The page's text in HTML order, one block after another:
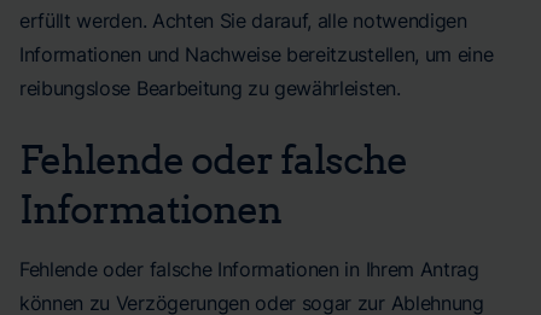
erfüllt werden. Achten Sie darauf, alle notwendigen
Informationen und Nachweise bereitzustellen, um eine
reibungslose Bearbeitung zu gewährleisten.
Fehlende oder falsche
Informationen
Fehlende oder falsche Informationen in Ihrem Antrag
können zu Verzögerungen oder sogar zur Ablehnung